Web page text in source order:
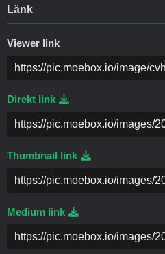
Länk
Viewer link
Direkt link
Thumbnail link
Medium link